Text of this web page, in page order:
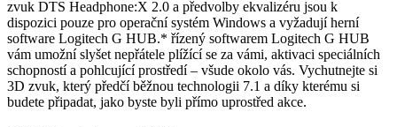
zvuk DTS Headphone:X 2.0 a předvolby ekvalizéru jsou k
dispozici pouze pro operační systém Windows a vyžadují herní
software Logitech G HUB.* řízený softwarem Logitech G HUB
vám umožní slyšet nepřátele plížící se za vámi, aktivaci speciálních
schopností a pohlcující prostředí – všude okolo vás. Vychutnejte si
3D zvuk, který předčí běžnou technologii 7.1 a díky kterému si
budete připadat, jako byste byli přímo uprostřed akce.